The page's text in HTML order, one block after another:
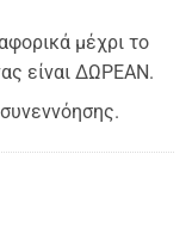
μέχρι το
είναι ΔΩΡΕΑΝ.